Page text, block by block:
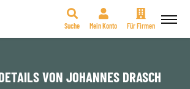
Suche Mein Konto Für Firmen
VON JOHANNES DRASCH